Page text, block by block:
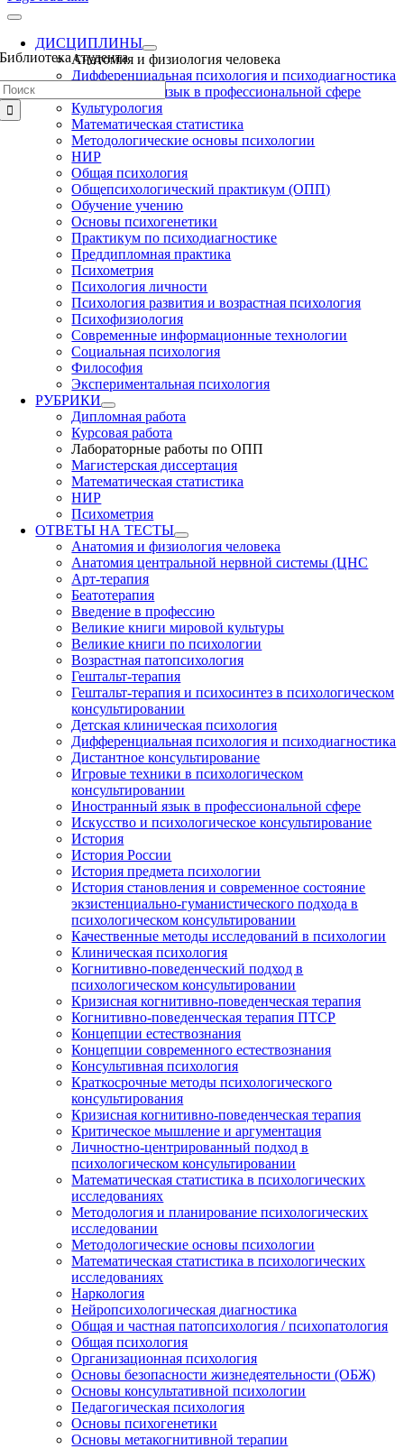
Библиотека студента
ДИСЦИПЛИНЫ
Анатомия и физиология человека
Дифференциальная психология и психодиагностика
Иностранный язык в профессиональной сфере
Культурология
Математическая статистика
Методологические основы психологии
НИР
Общая психология
Общепсихологический практикум (ОПП)
Обучение учению
Основы психогенетики
Практикум по психодиагностике
Преддипломная практика
Психометрия
Психология личности
Психология развития и возрастная психология
Психофизиология
Современные информационные технологии
Социальная психология
Философия
Экспериментальная психология
РУБРИКИ
Дипломная работа
Курсовая работа
Лабораторные работы по ОПП
Магистерская диссертация
Математическая статистика
НИР
Психометрия
ОТВЕТЫ НА ТЕСТЫ
Анатомия и физиология человека
Анатомия центральной нервной системы (ЦНС
Арт-терапия
Беатотерапия
Введение в профессию
Великие книги мировой культуры
Великие книги по психологии
Возрастная патопсихология
Гештальт-терапия
Гештальт-терапия и психосинтез в психологическом
консультировании
Детская клиническая психология
Дифференциальная психология и психодиагностика
Дистантное консультирование
Игровые техники в психологическом
консультировании
Иностранный язык в профессиональной сфере
Искусство и психологическое консультирование
История
История России
История предмета психологии
История становления и современное состояние
экзистенциально-гуманистического подхода в
психологическом консультировании
Качественные методы исследований в психологии
Клиническая психология
Когнитивно-поведенческий подход в
психологическом консультировании
Кризисная когнитивно-поведенческая терапия
Когнитивно-поведенческая терапия ПТСР
Концепции естествознания
Концепции современного естествознания
Консультивная психология
Краткосрочные методы психологического
консультирования
Кризисная когнитивно-поведенческая терапия
Критическое мышление и аргументация
Личностно-центрированный подход в
психологическом консультировании
Математическая статистика в психологических
исследованиях
Методология и планирование психологических
исследовании
Методологические основы психологии
Математическая статистика в психологических
исследованиях
Наркология
Нейропсихологическая диагностика
Общая и частная патопсихология / психопатология
Общая психология
Организационная психология
Основы безопасности жизнедеятельности (ОБЖ)
Основы консультативной психологии
Педагогическая психология
Основы психогенетики
Основы метакогнитивной терапии